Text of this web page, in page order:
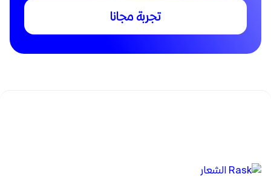
تجربة مجانا